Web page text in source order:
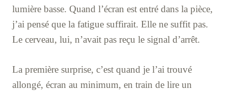
lumière basse. Quand l’écran est entré dans la pièce,
j’ai pensé que la fatigue suffirait. Elle ne suffit pas.
Le cerveau, lui, n’avait pas reçu le signal d’arrêt.
La première surprise, c’est quand je l’ai trouvé
allongé, écran au minimum, en train de lire un